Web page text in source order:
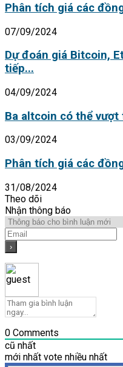
Phân tích giá các
07/09/2024
Dự đoán giá Bitcoin,
tiếp...
04/09/2024
Ba altcoin có thể
03/09/2024
Phân tích giá các
31/08/2024
Theo dõi
Nhận thông báo
0 Comments
cũ nhất
mới nhất vote nhiều nhất